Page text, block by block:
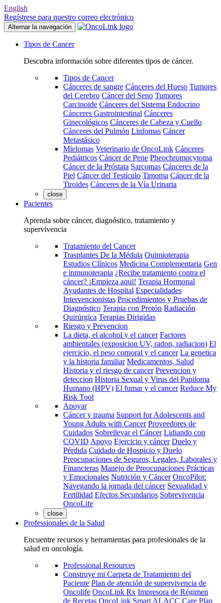
English
Regístrese para nuestro correo electrónico
Alternar la navegación
Tipos de Cancer
Descubra información sobre diferentes tipos de cáncer.
Tipos de Cancer
Cánceres de sangre Cánceres del Hueso Tumores
del Cerebro Cáncer del Seno Tumores
Carcinoide Cánceres del Sistema Endocrino
Cánceres Gastrointestinal Cánceres
Ginecológicos Cánceres de Cabeza y Cuello
Cánceres del Pulmón Linfomas Cáncer
Metastásico
Mielomas Veterinario de OncoLink Cánceres
Pediátricos Cáncer de Pene Pheochromocytoma
Cáncer de la Próstata Sarcomas Cánceres de la
Piel Cáncer del Testículo Timoma Cáncer de la
Tiroides Cánceres de la Vía Urinaria
close
Pacientes
Aprenda sobre cáncer, diagnóstico, tratamiento y
supervivencia
Tratamiento del Cancer
Trasplantes De la Médula Quimioterapia
Estudios Clínicos Medicina Complementaria Gen
e inmunoterapia ¿Recibe tratamiento contra el
cáncer? ¡Empieza aqui! Terapia Hormonal
Ayudantes de Hospital Especialidades
Intervencionistas Procedimientos y Pruebas de
Diagnóstico Terapia con Protón Radiación
Quirúrgica Terapias Dirigidas
Riesgo y Prevencion
La dieta, el alcohol y el cancer Factores
ambientales (exposicion UV, radon, radiacion) El
ejercicio, el peso corporal y el cancer La genetica
y la historia familiar Medicamentos, Salud
Historia y el riesgo de cancer Prevencion y
deteccion Historia Sexual y Virus del Papiloma
Humano (HPV) El fumar y el cancer Reduce My
Risk Tool
Apoyar
Cáncer y trauma Support for Adolescents and
Young Adults with Cancer Proveedores de
Cuidados Sobrellevar el Cáncer Lidiando con
COVID Apoyo Ejercicio y cáncer Duelo y
Pérdida Cuidado de Hospicio y Duelo
Preocupaciones de Seguros, Legales, Laborales y
Financieras Manejo de Preocupaciones Prácticas
y Emocionales Nutrición y Cáncer OncoPilot:
Navegando la jornada del cáncer Sexualidad y
Fertilidad Efectos Secundarios Sobrevivencia
OncoLife
close
Professionales de la Salud
Encuentre recursos y herramientas para profesionales de la
salud en oncología.
Professional Resources
Construye mi Carpeta de Tratamiento del
Paciente Plan de atención de supervivencia de
Oncolife OncoLink Rx Impresora de Régimen
de Recetas OncoLink Smart ALACC Care Plan